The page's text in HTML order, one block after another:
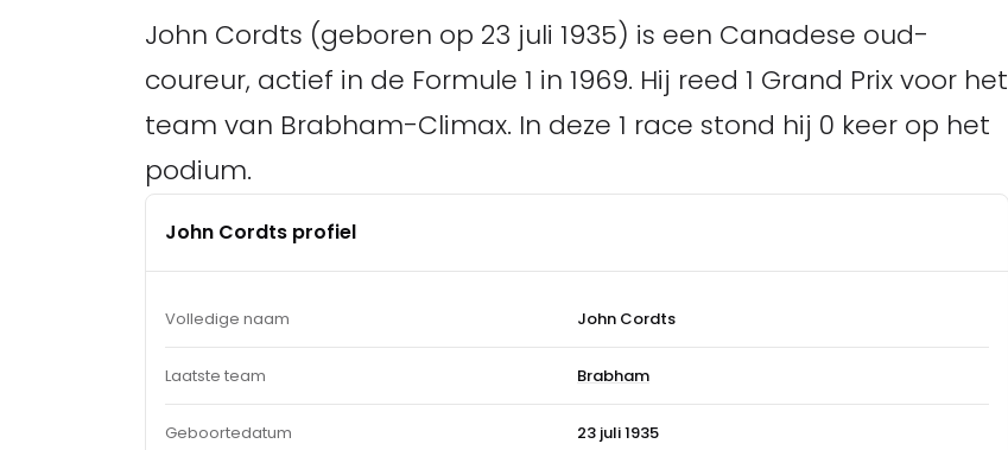
John Cordts (geboren op 23 juli 1935) is een Canadese oud-
coureur, actief in de Formule 1 in 1969. Hij reed 1 Grand Prix voor het
team van Brabham-Climax. In deze 1 race stond hij 0 keer op het
podium.
John Cordts profiel
Volledige naam John Cordts
Laatste team Brabham
Geboortedatum 23 juli 1935